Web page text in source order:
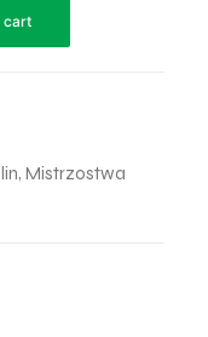
cart
, Mistrzostwa